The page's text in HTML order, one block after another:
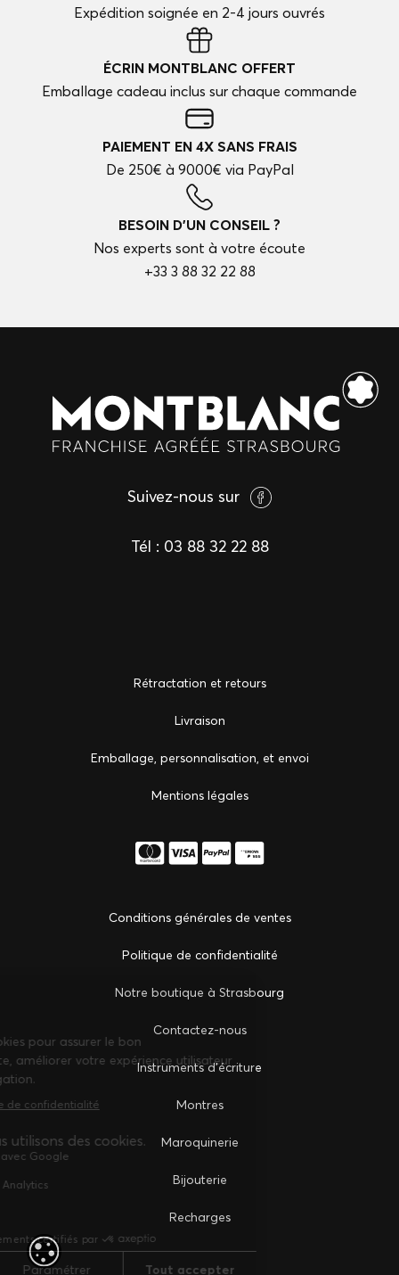
Expédition soignée en 2-4 jours ouvrés
ÉCRIN MONTBLANC OFFERT
Emballage cadeau inclus sur chaque commande
PAIEMENT EN 4X SANS FRAIS
De 250€ à 9000€ via PayPal
BESOIN D'UN CONSEIL ?
Nos experts sont à votre écoute
+33 3 88 32 22 88
Suivez-nous sur
Tél : 03 88 32 22 88
Rétractation et retours
Livraison
Emballage, personnalisation, et envoi
Mentions légales
Conditions générales de ventes
Politique de confidentialité
Notre boutique à Strasbourg
Сontactez-nous
Instruments d'écriture
Montres
Maroquinerie
Bijouterie
Recharges